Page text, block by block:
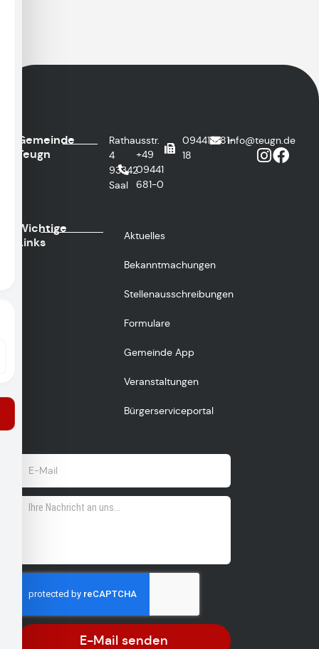
Gemeinde
Teugn
Rathausstr.
4
93342
Saal
+49
09441
681-0
09441/681-
18
info@teugn.de
Wichtige
Links
Aktuelles
Bekanntmachungen
Stellenausschreibungen
Formulare
Gemeinde App
Veranstaltungen
Bürgerserviceportal
E-Mail senden